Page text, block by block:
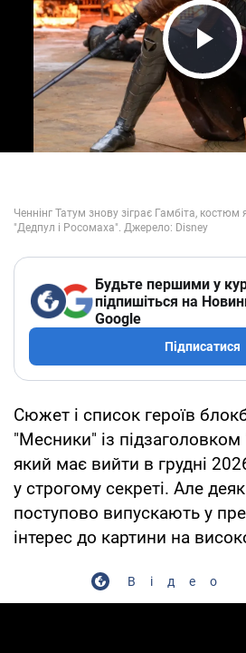
Будьте першими у
підпишіться на
Google
Підписатися
Сюжет і список героїв
"Месники" із
який має вийти в грудні
у строгому секреті. Але
поступово випускають у
інтерес до картини на
Відео